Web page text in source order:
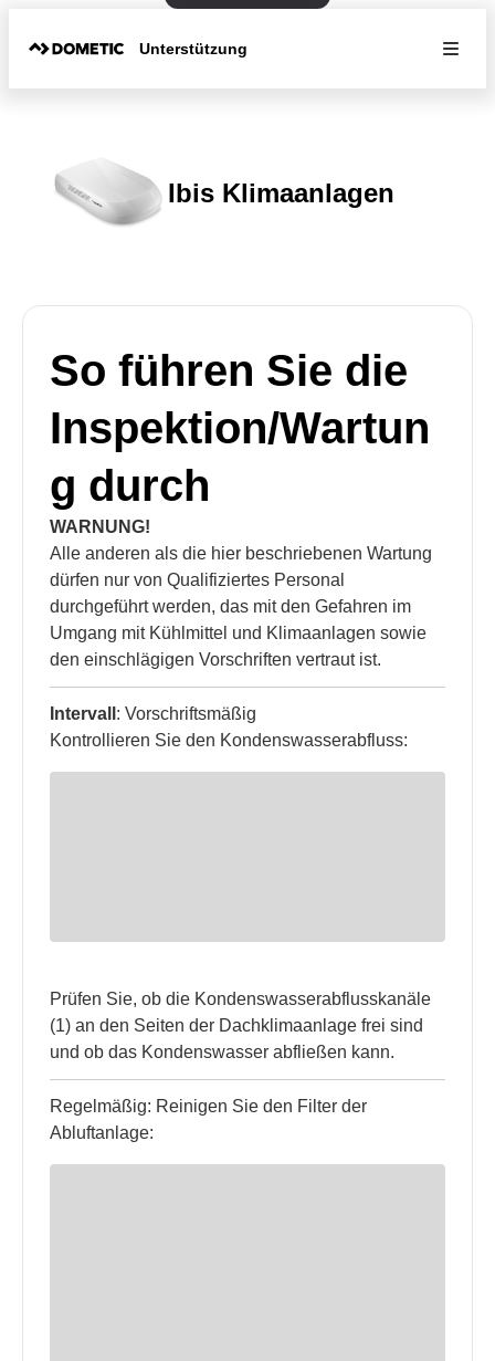
Unterstützung
Ibis Klimaanlagen
So führen Sie die
Inspektion/Wartun
g durch
WARNUNG!
Alle anderen als die hier beschriebenen Wartung
dürfen nur von Qualifiziertes Personal
durchgeführt werden, das mit den Gefahren im
Umgang mit Kühlmittel und Klimaanlagen sowie
den einschlägigen Vorschriften vertraut ist.
Intervall : Vorschriftsmäßig
Kontrollieren Sie den Kondenswasserabfluss:
Prüfen Sie, ob die Kondenswasserabflusskanäle
(1) an den Seiten der Dachklimaanlage frei sind
und ob das Kondenswasser abfließen kann.
Regelmäßig: Reinigen Sie den Filter der
Abluftanlage: